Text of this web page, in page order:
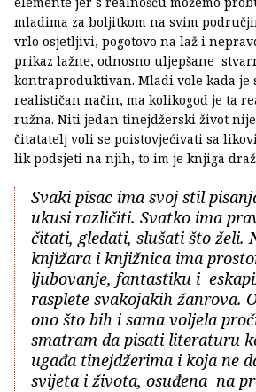
mladima za boljitkom na svim
vrlo osjetljivi, pogotovo na laž i
prikaz lažne, odnosno uljepšane
kontraproduktivan. Mladi vole kada je
realističan način, ma kolikogod je ta
ružna. Niti jedan tinejdžerski život
čitatatelj voli se poistovjećivati sa
lik podsjeti na njih, to im je knjiga
Svaki pisac ima svoj stil
ukusi različiti. Svatko ima
čitati, gledati, slušati što želi.
knjižara i knjižnica ima
ljubovanje, fantastiku i
rasplete svakojakih žanrova.
ono što bih i sama voljela
smatram da pisati literaturu
ugađa tinejdžerima i koja ne
svijeta i života, osuđena na